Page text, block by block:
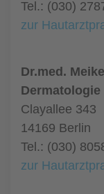
Tel.: (030)
zur
Dr.med.
Dermatologie
Clayallee 343
14169 Berlin
Tel.: (030)
zur